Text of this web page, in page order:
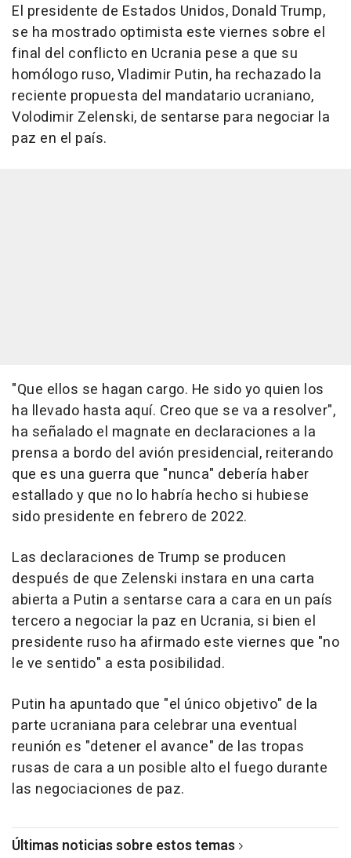
El presidente de Estados Unidos, Donald Trump,
se ha mostrado optimista este viernes sobre el
final del conflicto en Ucrania pese a que su
homólogo ruso, Vladimir Putin, ha rechazado la
reciente propuesta del mandatario ucraniano,
Volodimir Zelenski, de sentarse para negociar la
paz en el país.
"Que ellos se hagan cargo. He sido yo quien los
ha llevado hasta aquí. Creo que se va a resolver",
ha señalado el magnate en declaraciones a la
prensa a bordo del avión presidencial, reiterando
que es una guerra que "nunca" debería haber
estallado y que no lo habría hecho si hubiese
sido presidente en febrero de 2022.
Las declaraciones de Trump se producen
después de que Zelenski instara en una carta
abierta a Putin a sentarse cara a cara en un país
tercero a negociar la paz en Ucrania, si bien el
presidente ruso ha afirmado este viernes que "no
le ve sentido" a esta posibilidad.
Putin ha apuntado que "el único objetivo" de la
parte ucraniana para celebrar una eventual
reunión es "detener el avance" de las tropas
rusas de cara a un posible alto el fuego durante
las negociaciones de paz.
Últimas noticias sobre estos temas